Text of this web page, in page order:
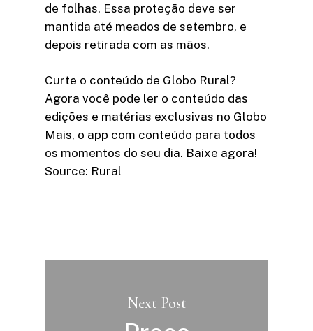
de folhas. Essa proteção deve ser
mantida até meados de setembro, e
depois retirada com as mãos.
Curte o conteúdo de Globo Rural?
Agora você pode ler o conteúdo das
edições e matérias exclusivas no Globo
Mais, o app com conteúdo para todos
os momentos do seu dia. Baixe agora!
Source: Rural
Next Post